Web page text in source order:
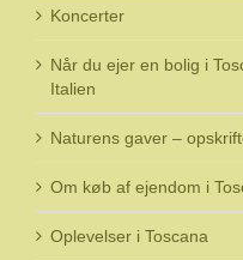
Koncerter
Når du ejer en bolig i
Italien
Naturens gaver –
Om køb af ejendom i
Oplevelser i Toscana